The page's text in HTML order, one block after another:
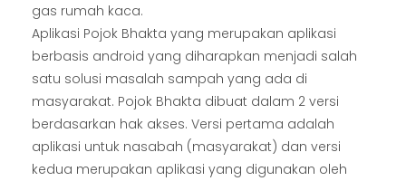
gas rumah kaca.
Aplikasi Pojok Bhakta yang merupakan aplikasi
berbasis android yang diharapkan menjadi salah
satu solusi masalah sampah yang ada di
masyarakat. Pojok Bhakta dibuat dalam 2 versi
berdasarkan hak akses. Versi pertama adalah
aplikasi untuk nasabah (masyarakat) dan versi
kedua merupakan aplikasi yang digunakan oleh